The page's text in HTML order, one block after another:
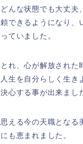
んな状態でも大丈夫
できるようになり、
ていました。
れ、心が解放された
生を自分らしく生き
心する事が出来まし
える今の天職となる
も恵まれました。